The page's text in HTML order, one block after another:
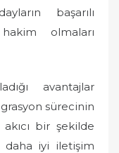
başarılı
olmaları
avantajlar
sürecinin
akıcı bir şekilde
daha iyi iletişim